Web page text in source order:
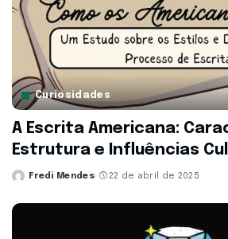
Curiosidades
A Escrita Americana:
Estrutura e Influências
Posted
Fredi Mendes 22 de abril de 2025